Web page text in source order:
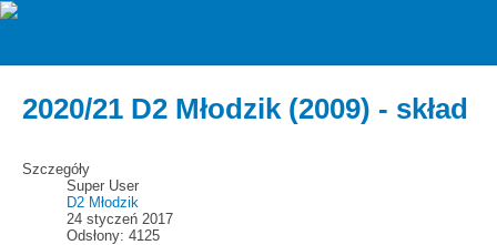
2020/21 D2 Młodzik (2009) - skład
Szczegóły
Super User
D2 Młodzik
24 styczeń 2017
Odsłony: 4125